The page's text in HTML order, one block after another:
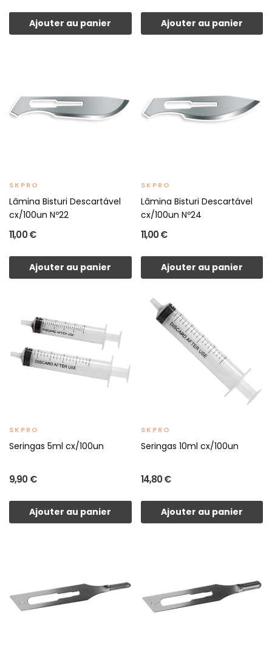
Ajouter au panier Ajouter au panier
SKPRO
Lâmina Bisturi Descartável
cx/100un Nº22
11,00 €
Ajouter au panier
SKPRO
Lâmina Bisturi Descartável
cx/100un Nº24
11,00 €
Ajouter au panier
SKPRO
Seringas 5ml cx/100un
9,90 €
Ajouter au panier
SKPRO
Seringas 10ml cx/100un
14,80 €
Ajouter au panier